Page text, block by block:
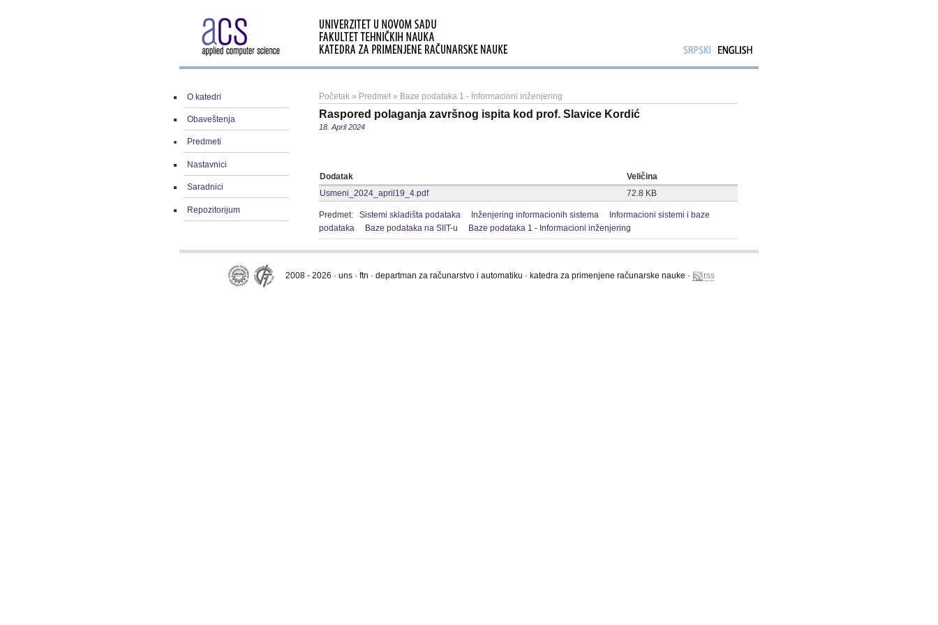
O katedri
Obaveštenja
Predmeti
Nastavnici
Saradnici
Repozitorijum
Početak » Predmet » Baze podataka 1 - Informacioni inženjering
Raspored polaganja završnog ispita kod prof. Slavice Kordić
18. April 2024
Dodatak
Veličina
Usmeni_2024_april19_4.pdf
72.8 KB
Predmet: Sistemi skladišta podataka Inženjering informacionih sistema
Informacioni sistemi i baze
podataka
Baze podataka na SIIT-u Baze podataka 1 - Informacioni inženjering
2008 - 2026 · uns · ftn · departman za računarstvo i automatiku · katedra za primenjene računarske nauke · rss